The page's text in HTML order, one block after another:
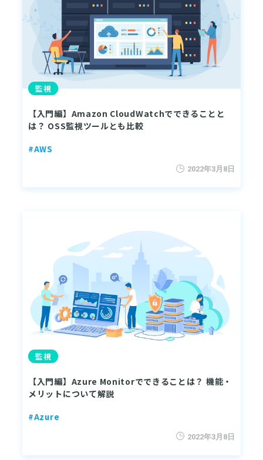
監視
【入門編】Amazon CloudWatchでできることと
は？ OSS監視ツールとも比較
#AWS
2022年3月8日
監視
【入門編】Azure Monitorでできることは？ 機能・
メリットについて解説
#Azure
2022年3月8日